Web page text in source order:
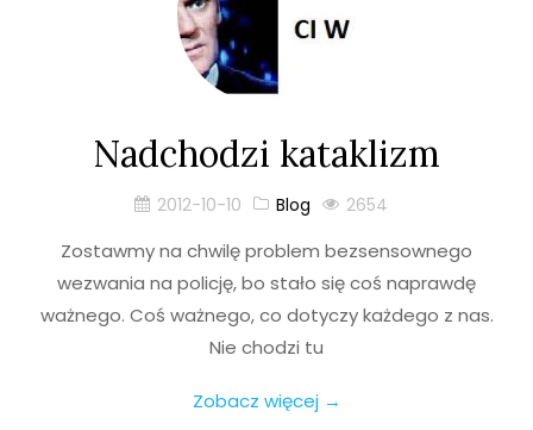
Nadchodzi kataklizm
2012-10-10 Blog 2654
Zostawmy na chwilę problem bezsensownego
wezwania na policję, bo stało się coś naprawdę
ważnego. Coś ważnego, co dotyczy każdego z nas.
Nie chodzi tu
Zobacz więcej →